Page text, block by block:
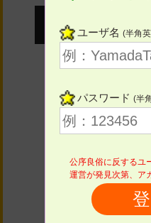
１
４
７
ユーザ名 (半角
パスワード (半
公序良俗に反するユ
運営が発見次第、ア